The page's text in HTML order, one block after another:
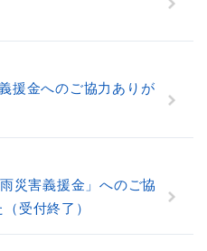
援金へのご協力ありが
災害義援金」へのご協
受付終了）